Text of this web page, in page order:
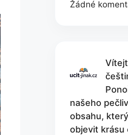
Žádné
našeho
obsahu,
objevit krásu